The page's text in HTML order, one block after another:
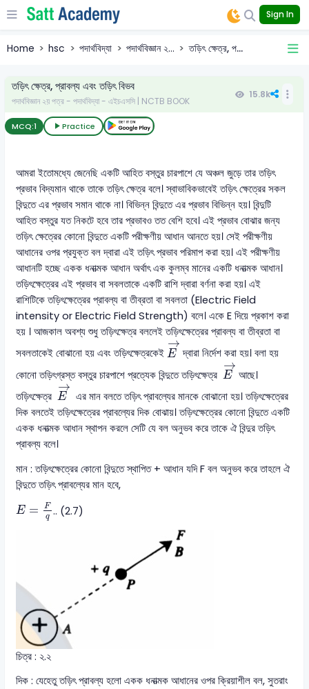
Sign In
Home hsc পদার্থবিদ্যা পদার্থবিজ্ঞান ২... তড়িৎ ক্ষেত্র, প...
তড়িৎ ক্ষেত্র, প্রাবল্য এবং তড়িৎ বিভব
পদার্থবিজ্ঞান ২য় পত্র - পদার্থবিদ্যা - এইচএসসি | NCTB BOOK
15.8k
MCQ:1 Practice
আমরা ইতোমধ্যে জেনেছি একটি আহিত বস্তুর চারপাশে যে অঞ্চল জুড়ে তার তড়িৎ
প্রভাব বিদ্যমান থাকে তাকে তড়িৎ ক্ষেত্র বলে। স্বাভাবিকভাবেই তড়িৎ ক্ষেত্রের সকল
বিন্দুতে এর প্রভাব সমান থাকে না। বিভিন্ন বিন্দুতে এর প্রভাব বিভিন্ন হয়। বিন্দুটি
আহিত বস্তুর যত নিকটে হবে তার প্রভাবও তত বেশি হবে। এই প্রভাব বোঝার জন্য
তড়িৎ ক্ষেত্রের কোনো বিন্দুতে একটি পরীক্ষণীয় আধান আনতে হয়। সেই পরীক্ষণীয়
আধানের ওপর প্রযুক্ত বল দ্বারা এই তড়িৎ প্রভাব পরিমাপ করা হয়। এই পরীক্ষণীয়
আধানটি হচ্ছে একক ধনাত্মক আধান অর্থাৎ এক কুলম্ব মানের একটি ধনাত্মক আধান।
তড়িৎক্ষেত্রের এই প্রভাব বা সবলতাকে একটি রাশি দ্বারা বর্ণনা করা হয়। এই
রাশিটিকে তড়িৎক্ষেত্রের প্রাবল্য বা তীব্রতা বা সবলতা (Electric Field
intensity or Electric Field Strength) বলে। একে E দিয়ে প্রকাশ করা
হয় । আজকাল অবশ্য শুধু তড়িৎক্ষেত্র বললেই তড়িৎক্ষেত্রের প্রাবল্য বা তীব্রতা বা
সবলতাকেই বোঝানো হয় এবং তড়িৎক্ষেত্রকেই
→
E
E→
দ্বারা নির্দেশ করা হয়। বলা হয়
কোনো তড়িৎগ্রস্ত বস্তুর চারপাশে প্রত্যেক বিন্দুতে তড়িৎক্ষেত্র
→
E
E→
আছে।
তড়িৎক্ষেত্র
→
E
E→
এর মান বলতে তড়িৎ প্রাবল্যের মানকে বোঝানো হয়। তড়িৎক্ষেত্রের
দিক বলতেই তড়িৎক্ষেত্রের প্রাবল্যের দিক বোঝায়। তড়িৎক্ষেত্রের কোনো বিন্দুতে একটি
একক ধনাত্মক আধান স্থাপন করলে সেটি যে বল অনুভব করে তাকে ঐ বিন্দুর তড়িৎ
প্রাবল্য বলে।
মান : তড়িৎক্ষেত্রের কোনো বিন্দুতে স্থাপিত + আধান যদি F বল অনুভব করে তাহলে ঐ
বিন্দুতে তড়িৎ প্রাবল্যের মান হবে,
E =
F
q
E= q .. (2.7)
চিত্র : ২.২
দিক : যেহেতু তড়িৎ প্রাবল্য হলো একক ধনাত্মক আধানের ওপর ক্রিয়াশীল বল, সুতরাং